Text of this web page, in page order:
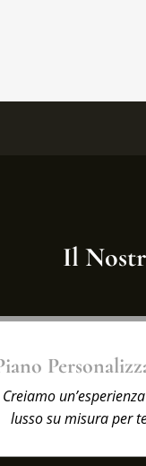
Il
Creiamo
lusso su misura per